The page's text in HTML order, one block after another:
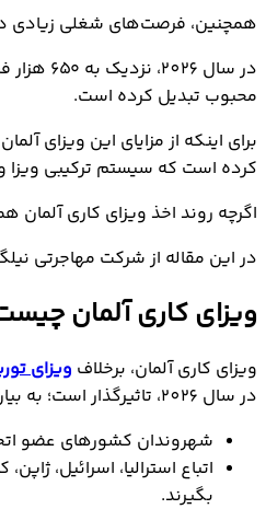
همچنین، فرصت‌های شغلی زیادی
محبوب تبدیل کرده است.
برای اینکه از مزایای این ویزای
کرده است که سیستم ترکیبی ویزا
اگرچه روند اخذ ویزای کاری
در این مقاله از شرکت مهاجرتی
ویزای کاری آلمان
ویزای کاری آلمان، برخلاف ویزای
در سال 2026، تاثیرگذار است؛ به بیان ساده اینکه، آیا نیاز به درخواست ویزا، اجازۀ اقامت یا هر دو دارید یا نه، تاثیر می‌گذارد؛ برای مثال:
شهروندان کشورهای عضو
اتباع استرالیا، اسرائیل،
بگیرند.